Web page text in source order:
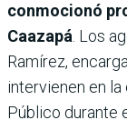
conmocionó
Caazapá. Los
Ramírez,
intervienen en
Público durante